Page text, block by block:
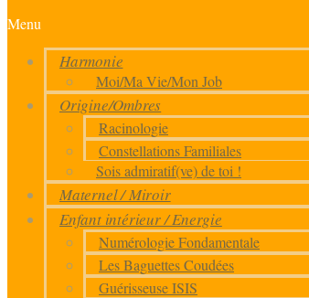
Menu
Harmonie
Moi/Ma Vie/Mon Job
Origine/Ombres
Racinologie
Constellations Familiales
Sois admiratif(ve) de toi !
Maternel / Miroir
Enfant intérieur / Energie
Numérologie Fondamentale
Les Baguettes Coudées
Guérisseuse ISIS